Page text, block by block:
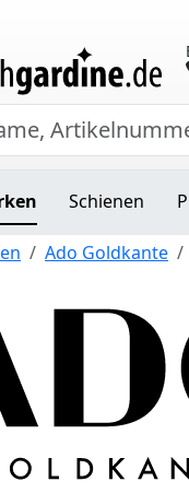
Schienen
Ado Goldkante